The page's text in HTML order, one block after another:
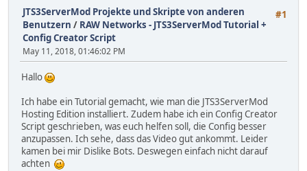
#1
JTS3ServerMod Projekte und Skripte von anderen
Benutzern / RAW Networks - JTS3ServerMod Tutorial +
Config Creator Script
May 11, 2018, 01:46:02 PM
Hallo
Ich habe ein Tutorial gemacht, wie man die JTS3ServerMod
Hosting Edition installiert. Zudem habe ich ein Config Creator
Script geschrieben, was euch helfen soll, die Config besser
anzupassen. Ich sehe, dass das Video gut ankommt. Leider
kamen bei mir Dislike Bots. Deswegen einfach nicht darauf
achten